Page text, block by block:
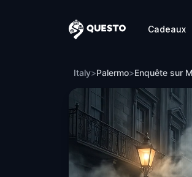
Questo
Cadeaux
Enquête sur Meurtre :
Italy>Palermo>Enquête sur